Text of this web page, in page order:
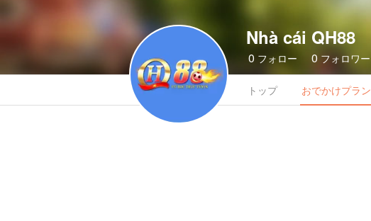
Nhà cái QH88
0 フォロー 0 フォロワー
トップ おでかけプラン